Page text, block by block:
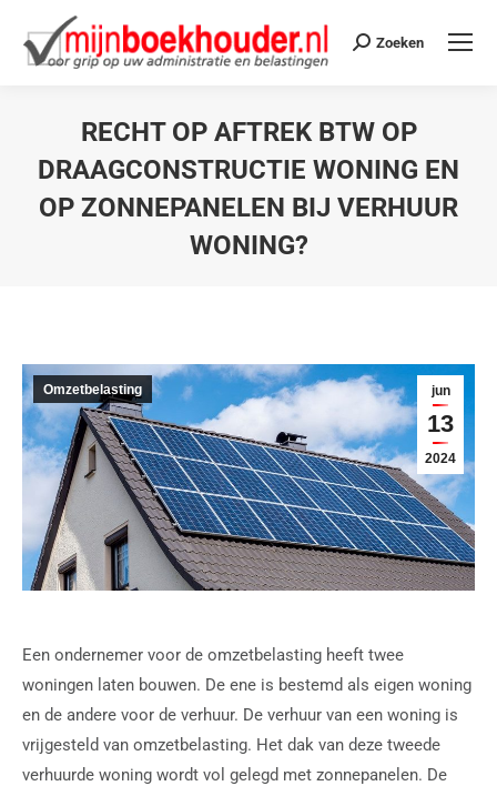
Zoeken
RECHT OP AFTREK BTW OP
DRAAGCONSTRUCTIE WONING EN
OP ZONNEPANELEN BIJ VERHUUR
WONING?
jun
13
2024
Omzetbelasting
Een ondernemer voor de omzetbelasting heeft twee
woningen laten bouwen. De ene is bestemd als eigen woning
en de andere voor de verhuur. De verhuur van een woning is
vrijgesteld van omzetbelasting. Het dak van deze tweede
verhuurde woning wordt vol gelegd met zonnepanelen. De